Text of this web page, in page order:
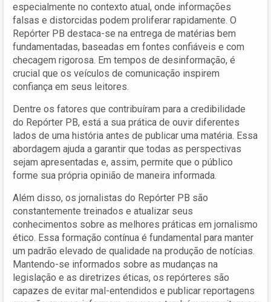
especialmente no contexto atual, onde informações
falsas e distorcidas podem proliferar rapidamente. O
Repórter PB destaca-se na entrega de matérias bem
fundamentadas, baseadas em fontes confiáveis e com
checagem rigorosa. Em tempos de desinformação, é
crucial que os veículos de comunicação inspirem
confiança em seus leitores.
Dentre os fatores que contribuíram para a credibilidade
do Repórter PB, está a sua prática de ouvir diferentes
lados de uma história antes de publicar uma matéria. Essa
abordagem ajuda a garantir que todas as perspectivas
sejam apresentadas e, assim, permite que o público
forme sua própria opinião de maneira informada.
Além disso, os jornalistas do Repórter PB são
constantemente treinados e atualizar seus
conhecimentos sobre as melhores práticas em jornalismo
ético. Essa formação contínua é fundamental para manter
um padrão elevado de qualidade na produção de notícias.
Mantendo-se informados sobre as mudanças na
legislação e as diretrizes éticas, os repórteres são
capazes de evitar mal-entendidos e publicar reportagens